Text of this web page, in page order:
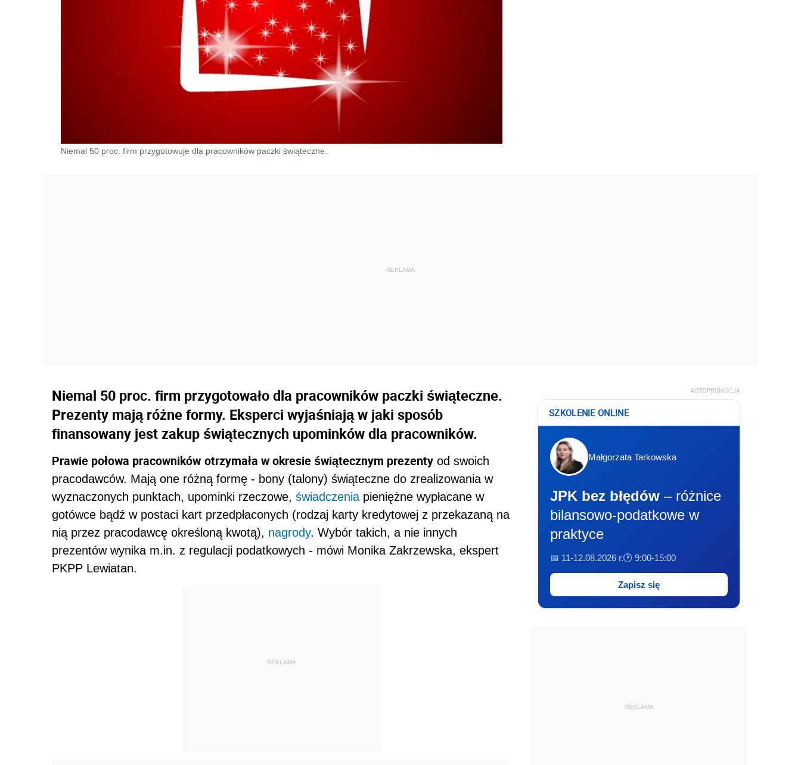
Niemal 50 proc. firm przygotowuje dla pracowników paczki świąteczne.
Niemal 50 proc. firm przygotowało dla pracowników paczki świąteczne.
Prezenty mają różne formy. Eksperci wyjaśniają w jaki sposób
finansowany jest zakup świątecznych upominków dla pracowników.
Prawie połowa pracowników otrzymała w okresie świątecznym prezenty od swoich
pracodawców. Mają one różną formę - bony (talony) świąteczne do zrealizowania w
wyznaczonych punktach, upominki rzeczowe, świadczenia pieniężne wypłacane w
gotówce bądź w postaci kart przedpłaconych (rodzaj karty kredytowej z przekazaną na
nią przez pracodawcę określoną kwotą), nagrody. Wybór takich, a nie innych
prezentów wynika m.in. z regulacji podatkowych - mówi Monika Zakrzewska, ekspert
PKPP Lewiatan.
REKLAMA
AUTOPROMOCJA
SZKOLENIE ONLINE
Małgorzata Tarkowska
JPK bez błędów – różnice
bilansowo-podatkowe w
praktyce
📅 11-12.08.2026 r.🕐 9:00-15:00
Zapisz się
REKLAMA